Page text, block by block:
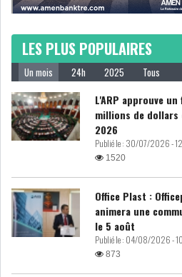
MATIÈRES PREMIÈRES
MÉDIAS
TOURISME
DONNÉES
MACROÉCONOMIQUES
HAUSSE DES
LES PLUS POPULAIRES
Un mois 24h 2025 Tous
L'ARP approuve
millions de dollars
2026
Publié le : 30/07/2026 -
1520
Office Plast :
animera une
le 5 août
Publié le : 04/08/2026 -
873